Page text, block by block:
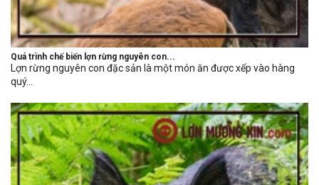
Quá trình chế biến lợn rừng nguyên con...
Lợn rừng nguyên con đặc sản là một món ăn được xếp vào hàng
quý...